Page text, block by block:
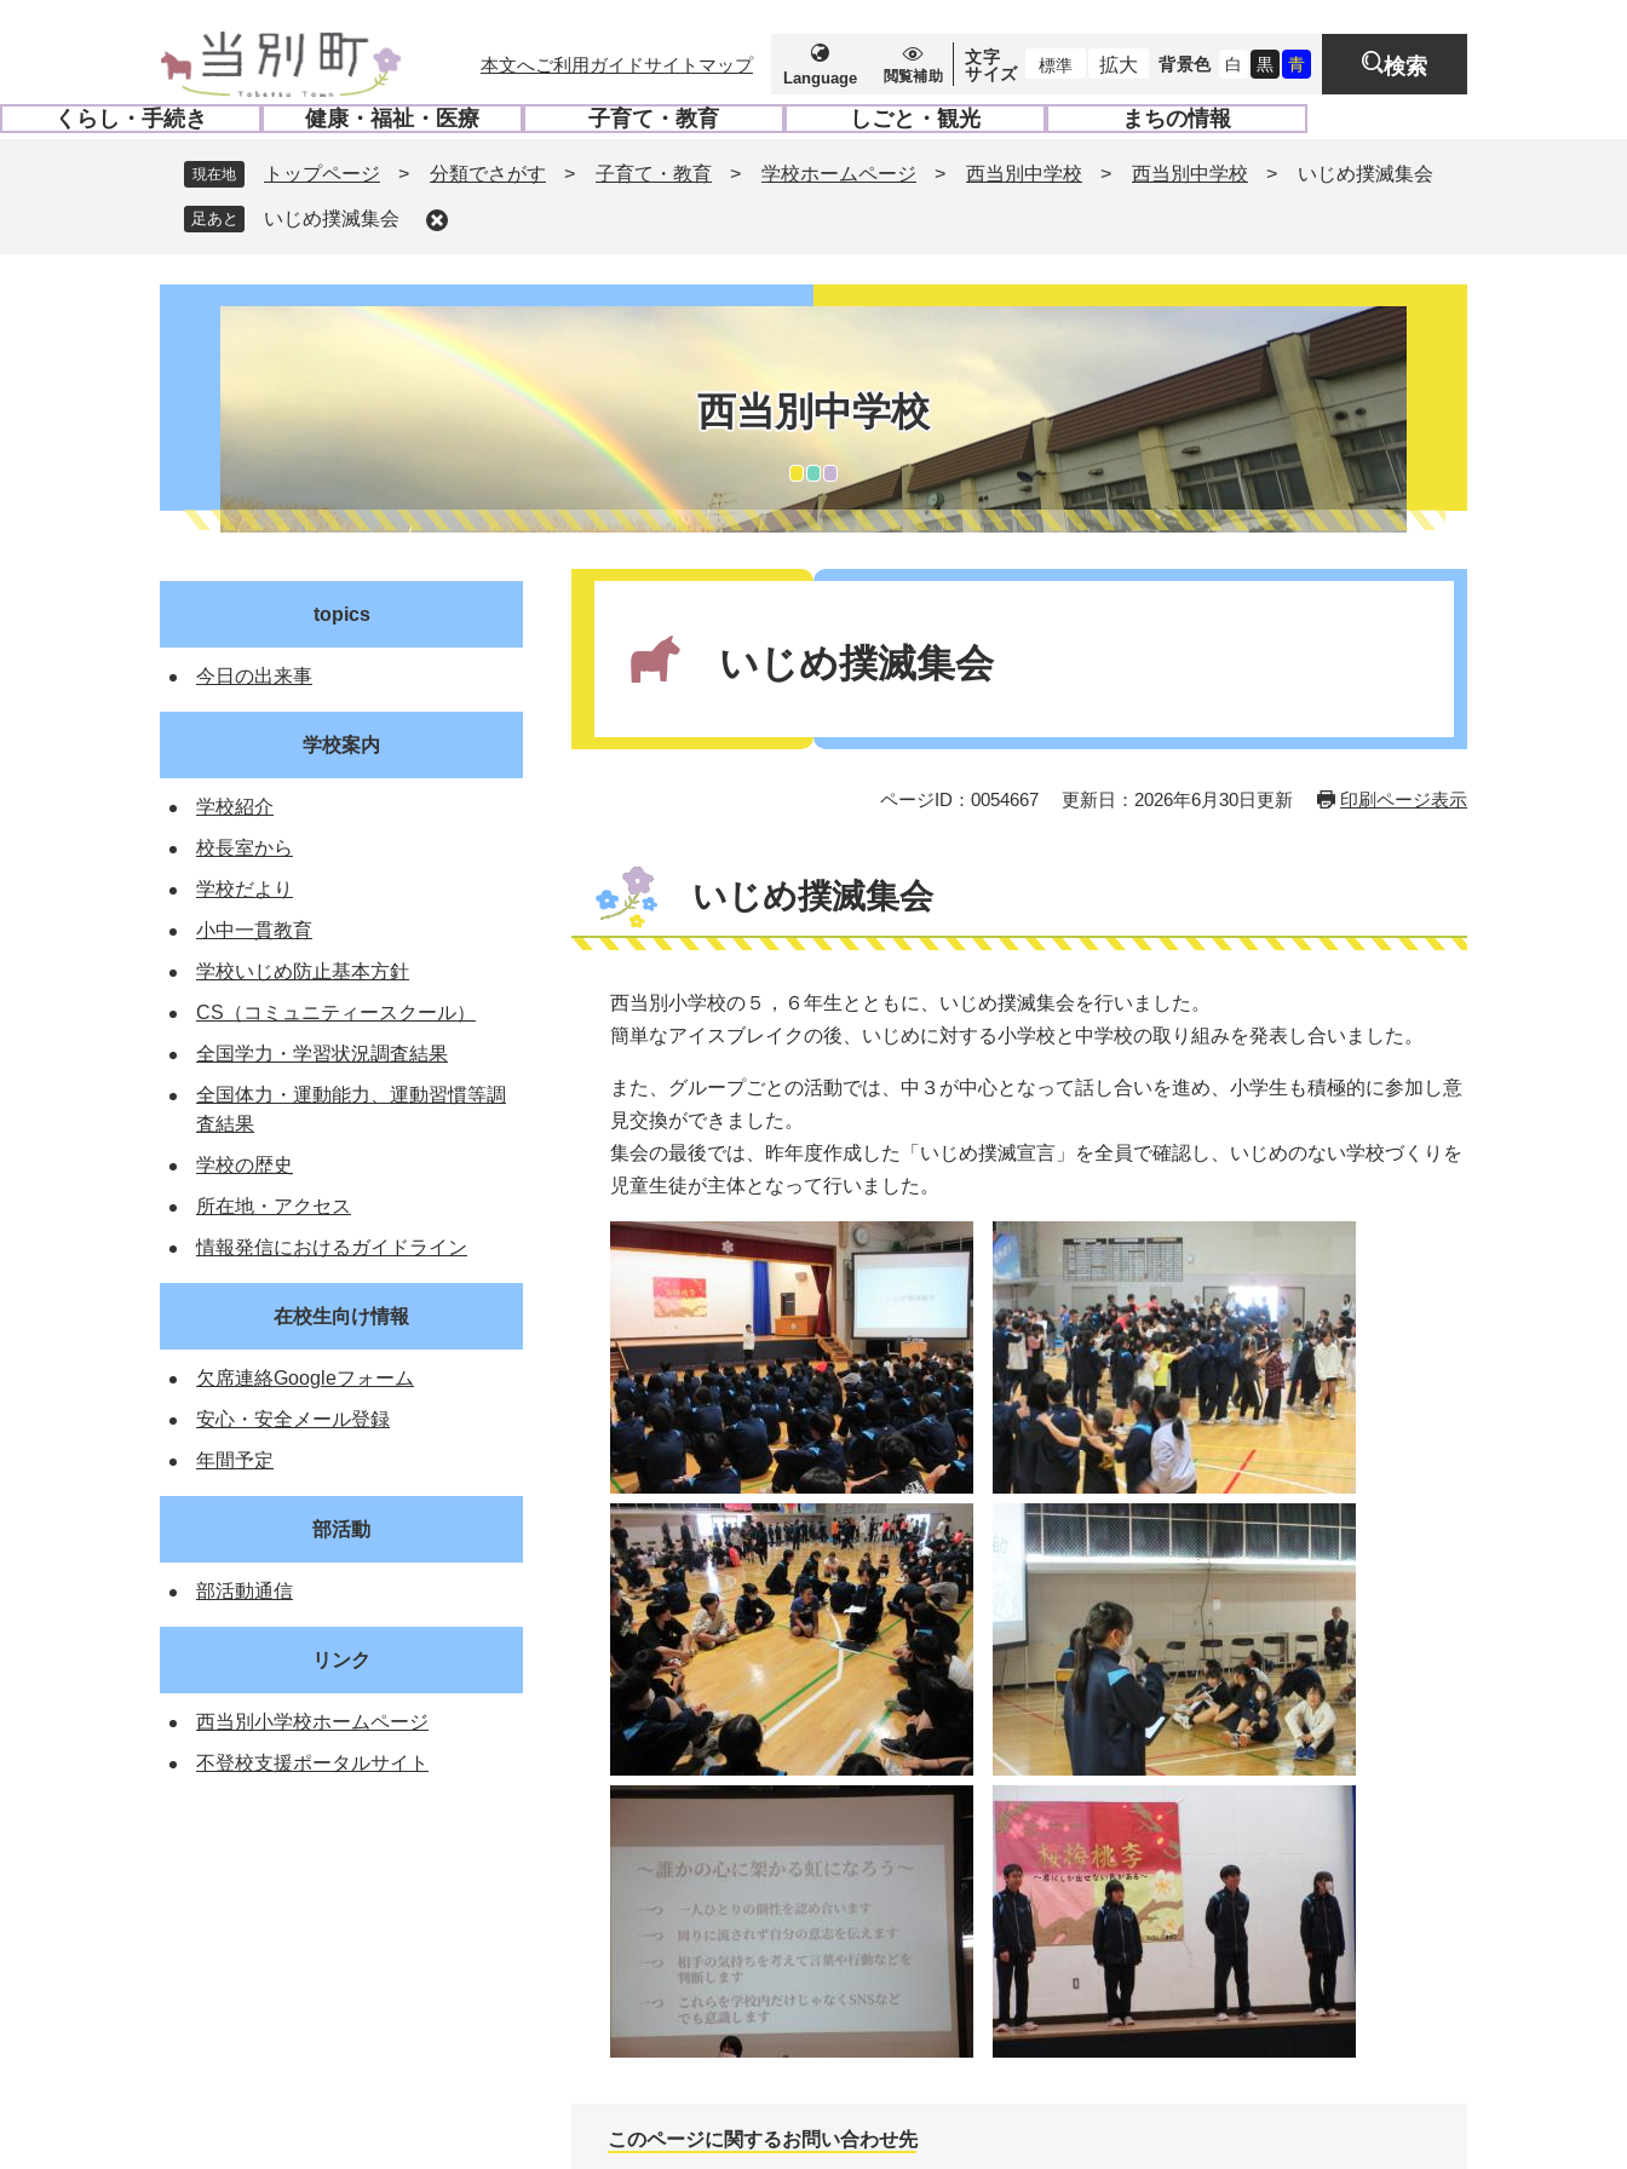
の
先
ー
を
本文へご利用ガイドサイトマップ
Language 閲覧補助
文字
サイズ
標準 拡大 背景色 白 黒 青 検索
くらし・手続き
開
健康・福祉・医療
開
く
子育て・教育
開
く
しごと・観光
開
く
まちの情報
開
く
現在地 トップページ > 分類でさがす > 子育て・教育 > 学校ホームページ > 西当別中学校 > 西当別中学校 > いじめ撲滅集会
いじめ撲滅集会
西当別中学校
いじめ撲滅集会
ページID：0054667 更新日：2026年6月30日更新 印刷ページ表示
いじめ撲滅集会
西当別小学校の５，６年生とともに、いじめ撲滅集会を行いました。
簡単なアイスブレイクの後、いじめに対する小学校と中学校の取り組みを発表し合いました。
また、グループごとの活動では、中３が中心となって話し合いを進め、小学生も積極的に参加し意
見交換ができました。
集会の最後では、昨年度作成した「いじめ撲滅宣言」を全員で確認し、いじめのない学校づくりを
児童生徒が主体となって行いました。
このページに関するお問い合わせ先
topics
今日の出来事
学校案内
学校紹介
校長室から
学校だより
小中一貫教育
学校いじめ防止基本方針
CS（コミュニティースクール）
全国学力・学習状況調査結果
全国体力・運動能力、運動習慣等調
査結果
学校の歴史
所在地・アクセス
情報発信におけるガイドライン
在校生向け情報
欠席連絡Googleフォーム
安心・安全メール登録
年間予定
部活動
部活動通信
リンク
西当別小学校ホームページ
不登校支援ポータルサイト